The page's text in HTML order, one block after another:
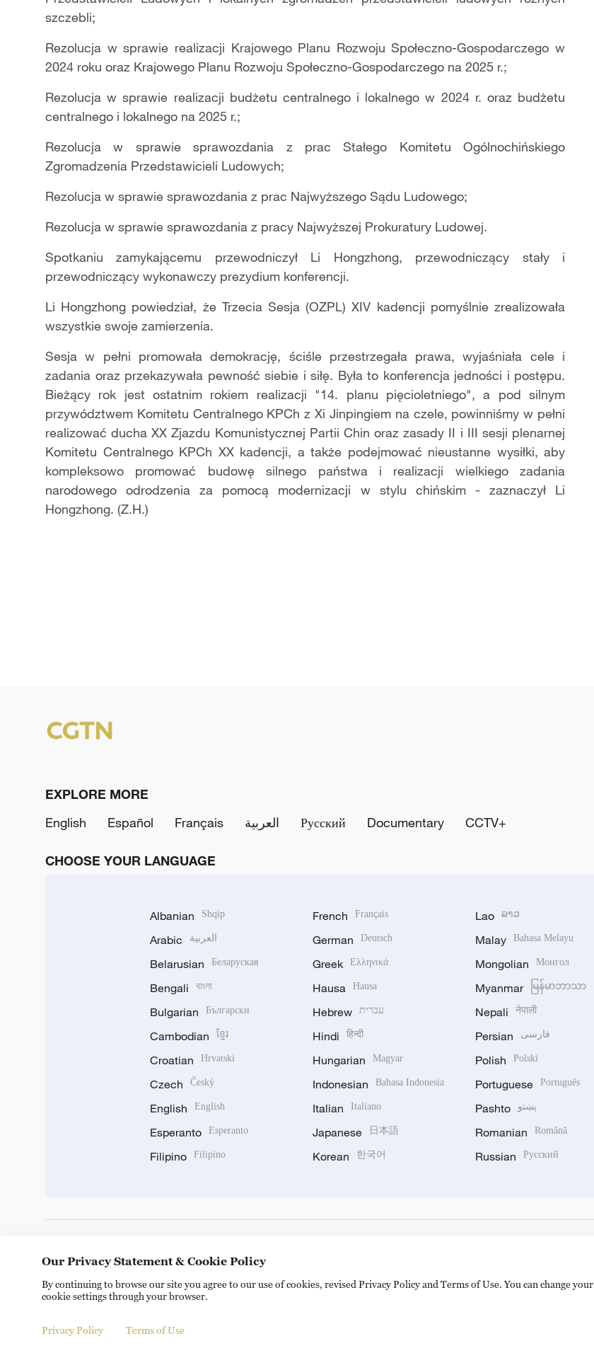
szczebli;
Rezolucja w sprawie realizacji Krajowego Planu Rozwoju Społeczno-Gospodarczego w
2024 roku oraz Krajowego Planu Rozwoju Społeczno-Gospodarczego na 2025 r.;
Rezolucja w sprawie realizacji budżetu centralnego i lokalnego w 2024 r. oraz budżetu
centralnego i lokalnego na 2025 r.;
Rezolucja w sprawie sprawozdania z prac Stałego Komitetu Ogólnochińskiego
Zgromadzenia Przedstawicieli Ludowych;
Rezolucja w sprawie sprawozdania z prac Najwyższego Sądu Ludowego;
Rezolucja w sprawie sprawozdania z pracy Najwyższej Prokuratury Ludowej.
Spotkaniu zamykającemu przewodniczył Li Hongzhong, przewodniczący stały i
przewodniczący wykonawczy prezydium konferencji.
Li Hongzhong powiedział, że Trzecia Sesja(OZPL) XIV kadencji pomyślnie zrealizowała
wszystkie swoje zamierzenia.
Sesja w pełni promowała demokrację, ściśle przestrzegała prawa, wyjaśniała cele i
zadania oraz przekazywała pewność siebie i siłę. Była to konferencja jedności i postępu.
Bieżący rok jest ostatnim rokiem realizacji "14. planu pięcioletniego", a pod silnym
przywództwem Komitetu Centralnego KPCh z Xi Jinpingiem na czele, powinniśmy w pełni
realizować ducha XX Zjazdu Komunistycznej Partii Chin oraz zasady II i III sesji plenarnej
Komitetu Centralnego KPCh XX kadencji, a także podejmować nieustanne wysiłki, aby
kompleksowo promować budowę silnego państwa i realizacji wielkiego zadania
narodowego odrodzenia za pomocą modernizacji w stylu chińskim - zaznaczył Li
Hongzhong. (Z.H.)
EXPLORE MORE
English
Español Français العربية Русский Documentary CCTV+
CHOOSE YOUR LANGUAGE
Albanian Shqip
Arabic العربية
Belarusian Беларуская
Bengali বাংলা
Bulgarian Български
Cambodian ខ្មែរ
Croatian Hrvatski
Czech Český
English English
Esperanto Esperanto
Filipino Filipino
French Français
German Deutsch
Greek Ελληνικά
Hausa Hausa
Hebrew עברית
Hindi हिन्दी
Hungarian Magyar
Indonesian Bahasa Indonesia
Italian Italiano
Japanese 日本語
Korean 한국어
Lao ລາວ
Malay Bahasa Melayu
Mongolian Монгол
Myanmar မြန်မာဘာသာ
Nepali नेपाली
Persian فارسی
Polish Polski
Portuguese Português
Pashto پښتو
Romanian Română
Russian Русский
Copyright © 2024 CGTN. 京ICP备20000184号
Our Privacy Statement & Cookie Policy
By continuing to browse our site you agree to our use of cookies, revised Privacy Policy and Terms of Use. You can change your
cookie settings through your browser.
Privacy Policy Terms of Use